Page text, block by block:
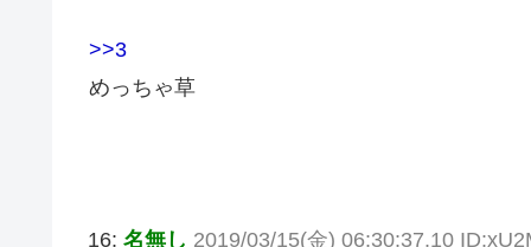
>>3
めっちゃ草
16: 名無し 2019/03/15(金) 06:30:37.10